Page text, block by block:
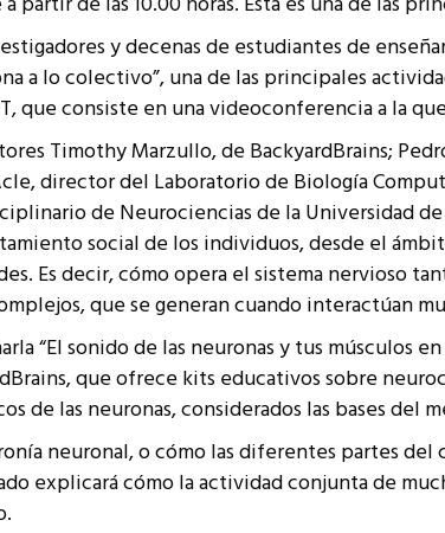
Legal
Representantes
Cómo integrarse a
y decenas de estudiantes de
a lo colectivo”, una de las principales
que consiste en una videoconferencia a la
Timothy Marzullo, de BackyardBrains;
director del Laboratorio de Biología
de Neurociencias de la Universidad
social de los individuos, desde el
Es decir, cómo opera el sistema nervioso
que se generan cuando interactúan
“El sonido de las neuronas y tus
que ofrece kits educativos sobre
de las neuronas, considerados las bases
neuronal, o cómo las diferentes partes
explicará cómo la actividad conjunta de